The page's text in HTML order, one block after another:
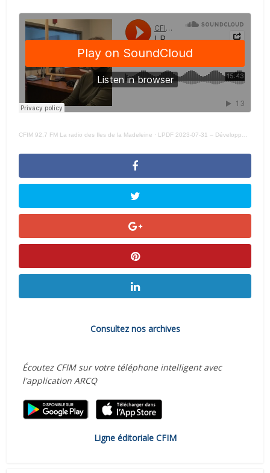
CFIM 92,7 FM La radio des Iles de la Madeleine · LPDF 2023-07-31 – Développement social: des propositions concrètes pour lutter contre …
Consultez nos archives
Écoutez CFIM sur votre téléphone intelligent avec
l'application ARCQ
Ligne éditoriale CFIM